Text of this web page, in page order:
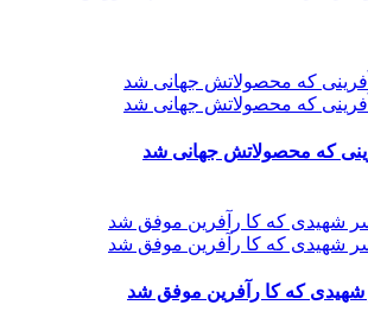
که محصولاتش جهانی شد
که کا رآفرین موفق شد